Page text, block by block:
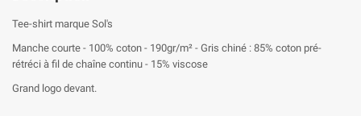
Tee-shirt marque Sol's
Manche courte - 100% coton - 190gr/m² - Gris chiné : 85% coton pré-
rétréci à fil de chaîne continu - 15% viscose
Grand logo devant.